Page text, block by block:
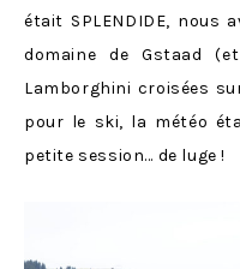
était SPLENDIDE, nous
domaine de Gstaad
Lamborghini croisées
pour le ski, la météo
petite session… de luge !